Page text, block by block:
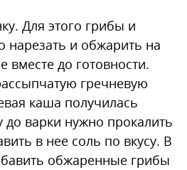
Для этого грибы и
нарезать и обжарить на
вместе до готовности.
гречневую
каша получилась
до варки нужно прокалить
в нее соль по вкусу. В
обжаренные грибы